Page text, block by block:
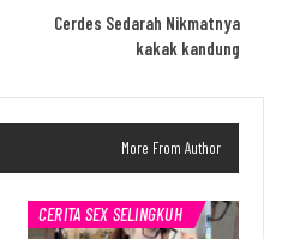
Cerdes Sedarah Nikmatnya
kakak kandung
More From Author
CERITA SEX SELINGKUH